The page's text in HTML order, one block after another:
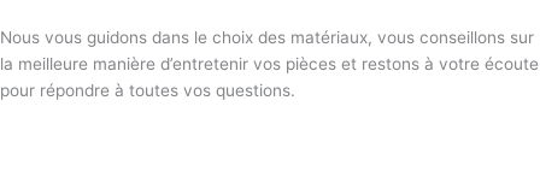
Nous vous guidons dans le choix des matériaux, vous conseillons sur
la meilleure manière d’entretenir vos pièces et restons à votre écoute
pour répondre à toutes vos questions.